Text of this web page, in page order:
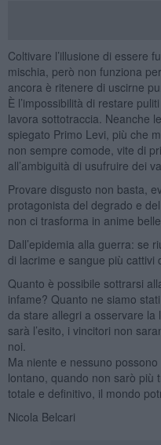
Coltivare l’illusione di essere
mischia, però non funziona
ancora è ritenere di uscirne
È l’impossibilità di restare
lavora sottotraccia. Neanche
spiegato Primo Levi, più che
non sempre comode, vite di
all’ambiguità di usufruire dei
Provare disgusto non basta,
protagonista del degrado e
non ci trasforma in anime belle.
Dall’epidemia alla guerra: se
di lacrime e sangue più cattivi
Quanto è possibile sottrarsi
infame? Quanto ne siamo
da stare allegri a osservare
sarà l’esito, i vincitori non
noi.
Ma niente e nessuno
lontano, quando non sarò più
totale e definitivo, il mondo
Nicola Belcari